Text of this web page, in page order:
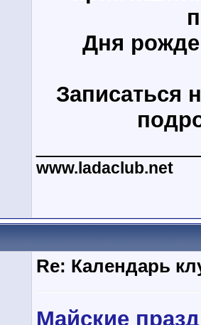
Дня
Записаться
www.ladaclub.net
Re: Календарь
Майские